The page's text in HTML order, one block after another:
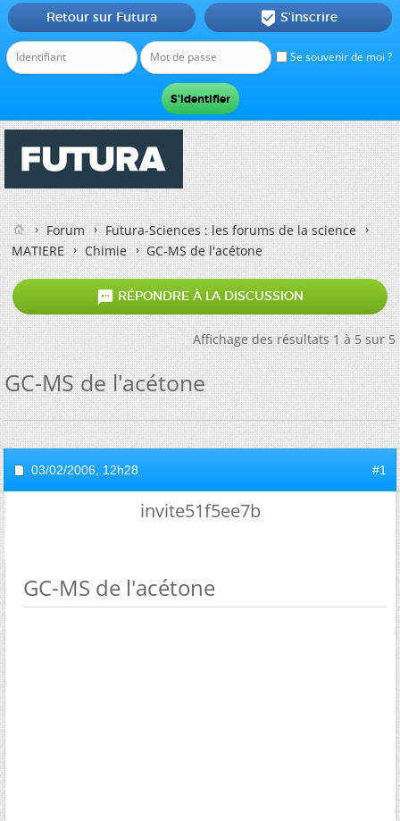
Se souvenir de moi ?
Retour sur Futura  S'inscrire
Forum
Futura-Sciences : les forums de la science
MATIERE
Chimie GC-MS de l'acétone
 RÉPONDRE À LA DISCUSSION
Affichage des résultats 1 à 5 sur 5
GC-MS de l'acétone
03/02/2006, 12h28 #1
invite51f5ee7b
GC-MS de l'acétone